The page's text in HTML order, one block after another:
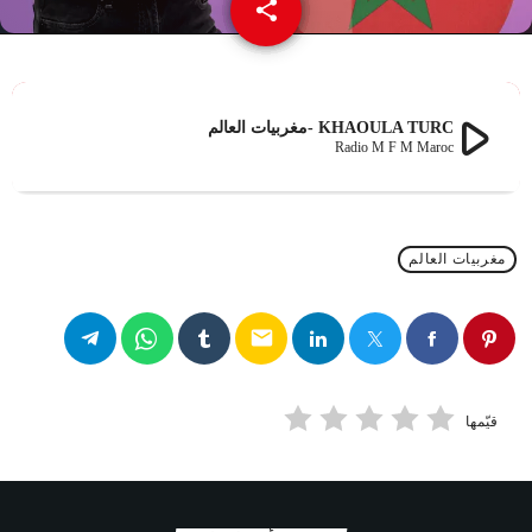
share
email
play_arrowKHAOULA TURC -مغربيات العالم
Radio M F M Maroc
مغربيات العالم
email
قيّمها